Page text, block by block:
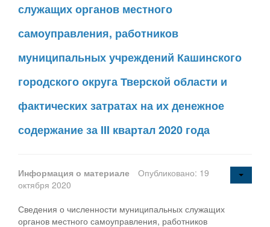
служащих органов местного
самоуправления, работников
муниципальных учреждений Кашинского
городского округа Тверской области и
фактических затратах на их денежное
содержание за III квартал 2020 года
Информация о материале
Опубликовано: 19
октября 2020
Сведения о численности муниципальных служащих
органов местного самоуправления, работников